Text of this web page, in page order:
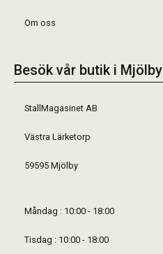
Om oss
Besök vår butik i Mjölby
StallMagasinet AB
Västra Lärketorp
59595 Mjölby
Måndag : 10:00 - 18:00
Tisdag : 10:00 - 18:00